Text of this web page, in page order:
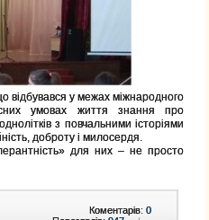
відбувався у межах міжнародного
умовах життя знання про
з повчальними історіями
доброту і милосердя.
для них – не просто
Коментарів: 0